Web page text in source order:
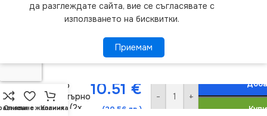
Списък с желания
Количка
website. By browsing this website, you agree to
our use of cookies.
ПОВЕЧЕ ИНФОРМАЦИЯ
Kanlux 33593
двойно
компютърно
гнездо (2x
10.51 €
(20.56 лв.)
- +
да разглеждате сайта, вие се съгласявате с
използването на бисквитки.
Приемам